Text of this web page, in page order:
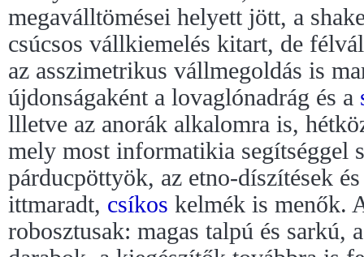
megaválltömései helyett jött, a
csúcsos vállkiemelés kitart, de
az asszimetrikus vállmegoldás is
újdonságaként a lovaglónadrág és a
llletve az anorák alkalomra is,
mely most informatikia segítséggel
párducpöttyök, az etno-díszítések
ittmaradt, csíkos kelmék is menők.
robosztusak: magas talpú és sarkú,